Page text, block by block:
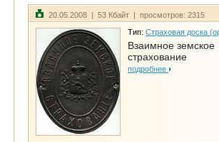
20.05.2008 | 53 Кбайт | просмотров: 2315
Тип: Страховая доска
Взаимное земское
страхование
подробнее